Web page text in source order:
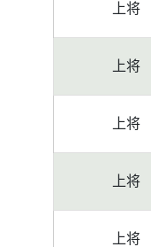
上将
上将
上将
上将
上将